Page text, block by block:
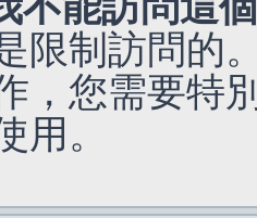
限制訪問的
，您需要特
用。